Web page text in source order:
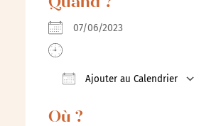
Quand ?
07/06/2023
Ajouter au Calendrier
Où ?